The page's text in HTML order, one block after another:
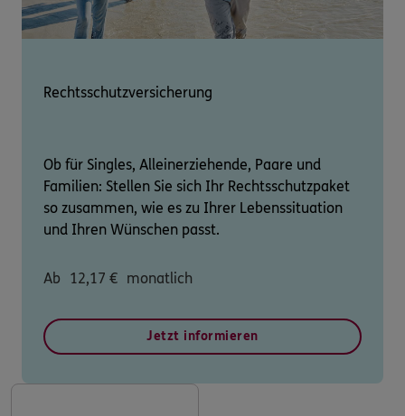
Rechtsschutzversicherung
Ob für Singles, Alleinerziehende, Paare und
Familien: Stellen Sie sich Ihr Rechtsschutzpaket
so zusammen, wie es zu Ihrer Lebenssituation
und Ihren Wünschen passt.
Ab 12,17 € monatlich
Jetzt informieren